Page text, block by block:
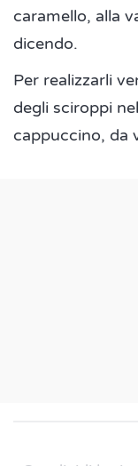
caramello, alla
dicendo.
Per realizzarli
degli sciroppi
cappuccino, da